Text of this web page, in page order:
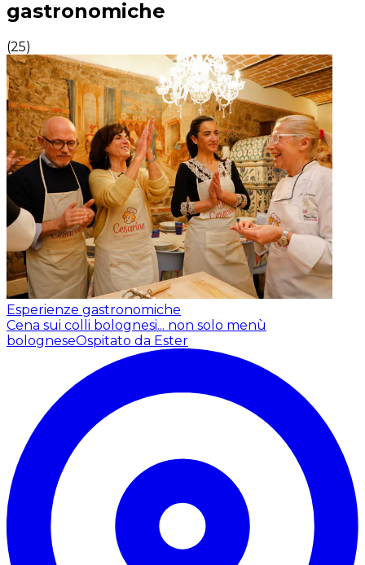
gastronomiche
(25)
Esperienze gastronomiche
Cena sui colli bolognesi... non solo menù
bologneseOspitato da Ester